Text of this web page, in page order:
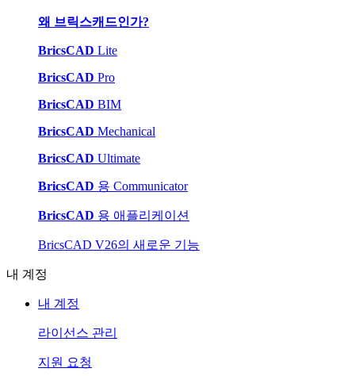
왜 브릭스캐드인가?
BricsCAD Lite
BricsCAD Pro
BricsCAD BIM
BricsCAD Mechanical
BricsCAD Ultimate
BricsCAD 용 Communicator
BricsCAD 용 애플리케이션
BricsCAD V26의 새로운 기능
내 계정
내 계정
라이선스 관리
지원 요청